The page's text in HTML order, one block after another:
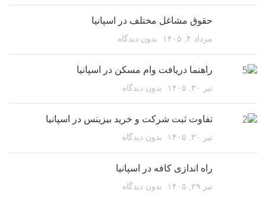
حقوق مشاغل مختلف در اسپانیا
مرداد ۴, ۱۴۰۵ بدون دیدگاه
راهنما دریافت وام مسکن در اسپانیا
تیر ۳۰, ۱۴۰۵ بدون دیدگاه
تفاوت ثبت شرکت و خرید بیزینس در اسپانیا
تیر ۳۰, ۱۴۰۵ بدون دیدگاه
راه اندازی کافه در اسپانیا
تیر ۲۹, ۱۴۰۵ بدون دیدگاه